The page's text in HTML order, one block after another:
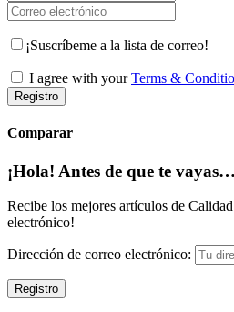
Correo electrónico
¡Suscríbeme a la lista de correo!
I agree with yourTerms &
Registro
Comparar
¡Hola! Antes de que te vayas…
Recibe los mejores artículos de
electrónico!
Dirección de correo electrónico: